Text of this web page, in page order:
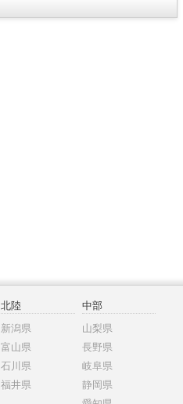
北陸
新潟県
富山県
石川県
福井県
中部
山梨県
長野県
岐阜県
静岡県